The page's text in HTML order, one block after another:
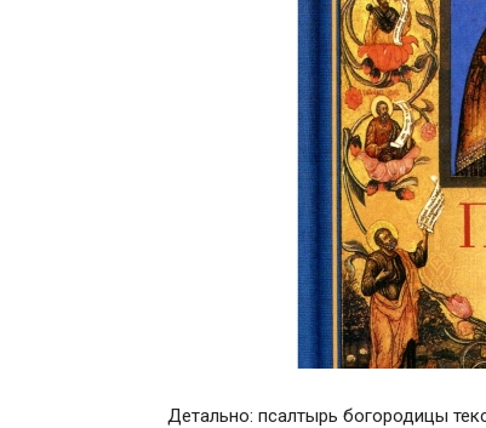
Детально: псалтырь богородицы